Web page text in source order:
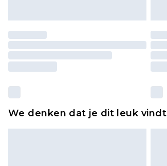
We denken dat je dit leuk vindt